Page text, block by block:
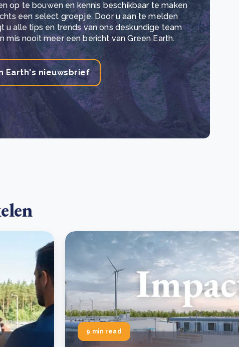
op te bouwen en kennis beschikbaar te maken
een select groepje. Door u aan te melden
u alle tips en trends van ons deskundige team
mis nooit meer een bericht van Green Earth.
Earth's nieuwsbrief
9 min read